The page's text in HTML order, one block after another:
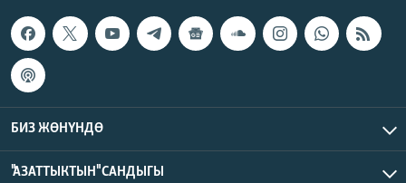
БИЗ ЖӨНҮНДӨ
"АЗАТТЫКТЫН" САНДЫГЫ